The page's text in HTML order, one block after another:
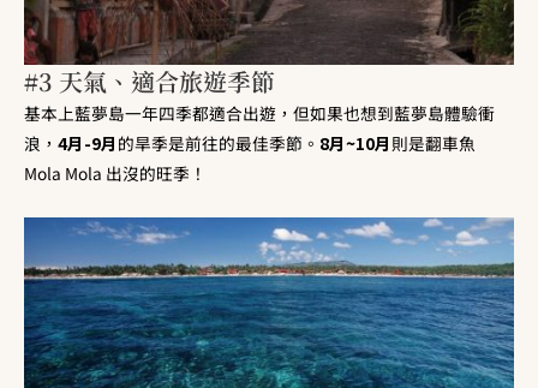
#3 天氣、適合旅遊季節
基本上藍夢島一年四季都適合出遊，但如果也想到藍夢島體驗衝
浪， 4月-9月 的旱季是前往的最佳季節。 8月~10月 則是翻車魚
Mola Mola 出沒的旺季！